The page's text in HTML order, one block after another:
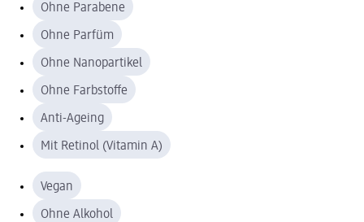
Ohne Parabene
Ohne Parfüm
Ohne Nanopartikel
Ohne Farbstoffe
Anti-Ageing
Mit Retinol (Vitamin A)
Vegan
Ohne Alkohol